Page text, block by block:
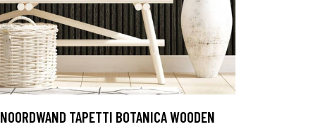
NOORDWAND TAPETTI BOTANICA WOODEN